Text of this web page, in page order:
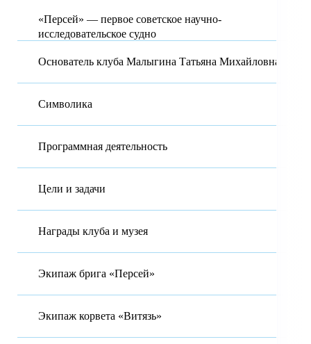
«Персей» — первое советское научно-
исследовательское судно
Основатель клуба Малыгина Татьяна Михайловна
Символика
Программная деятельность
Цели и задачи
Награды клуба и музея
Экипаж брига «Персей»
Экипаж корвета «Витязь»